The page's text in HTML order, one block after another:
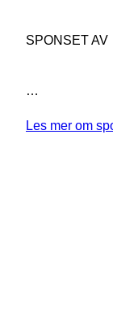
SPONSET AV
…
Les mer om